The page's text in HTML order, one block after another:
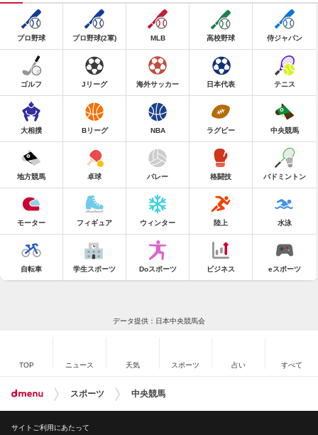
プロ野球 プロ野球(2軍) MLB 高校野球 侍ジャパン
ゴルフ Jリーグ 海外サッカー 日本代表 テニス
大相撲 Bリーグ NBA ラグビー 中央競馬
地方競馬 卓球 バレー 格闘技 バドミントン
モーター フィギュア ウィンター 陸上 水泳
自転車 学生スポーツ Doスポーツ ビジネス eスポーツ
データ提供：日本中央競馬会
TOP ニュース 天気 スポーツ 占い すべて
スポーツ 中央競馬
サイトご利用にあたって